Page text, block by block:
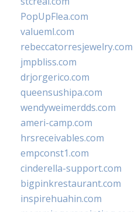
PopUpFlea.com
valueml.com
rebeccatorresjewelry.com
jmpbliss.com
drjorgerico.com
queensushipa.com
wendyweimerdds.com
ameri-camp.com
hrsreceivables.com
empconst1.com
cinderella-support.com
bigpinkrestaurant.com
inspirehuahin.com